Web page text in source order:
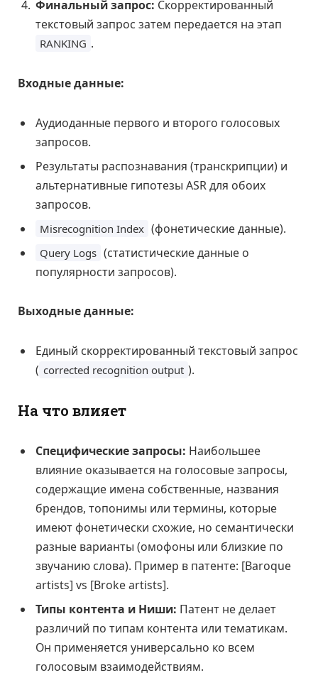
Финальный запрос: Скорректированный
текстовый запрос затем передается на этап
RANKING .
Входные данные:
Аудиоданные первого и второго голосовых
запросов.
Результаты распознавания (транскрипции) и
альтернативные гипотезы ASR для обоих
запросов.
Misrecognition Index (фонетические данные).
Query Logs (статистические данные о
популярности запросов).
Выходные данные:
Единый скорректированный текстовый запрос
( corrected recognition output ).
На что влияет
Специфические запросы: Наибольшее
влияние оказывается на голосовые запросы,
содержащие имена собственные, названия
брендов, топонимы или термины, которые
имеют фонетически схожие, но семантически
разные варианты (омофоны или близкие по
звучанию слова). Пример в патенте: [Baroque
artists] vs [Broke artists].
Типы контента и Ниши: Патент не делает
различий по типам контента или тематикам.
Он применяется универсально ко всем
голосовым взаимодействиям.